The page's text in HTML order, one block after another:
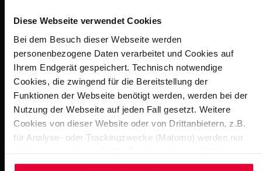
Diese Webseite verwendet Cookies
Bei dem Besuch dieser Webseite werden
personenbezogene Daten verarbeitet und Cookies auf
Ihrem Endgerät gespeichert. Technisch notwendige
Cookies, die zwingend für die Bereitstellung der
Funktionen der Webseite benötigt werden, werden bei der
Nutzung der Webseite auf jeden Fall gesetzt. Weitere
Cookies von dieser Website oder von Drittanbietern, z.B.
für Analyse- oder Trackingzwecke (Matomo) werden nur
Möchten Sie dies nicht, klicken Sie bitte auf "Nur
two kiddies’ pools as well as the leisure pool including
the poolside areas and showers. In 2012, the remaining
poolside area of the 50m pool was modernized and the
sauna complex remodeled.
Impressions